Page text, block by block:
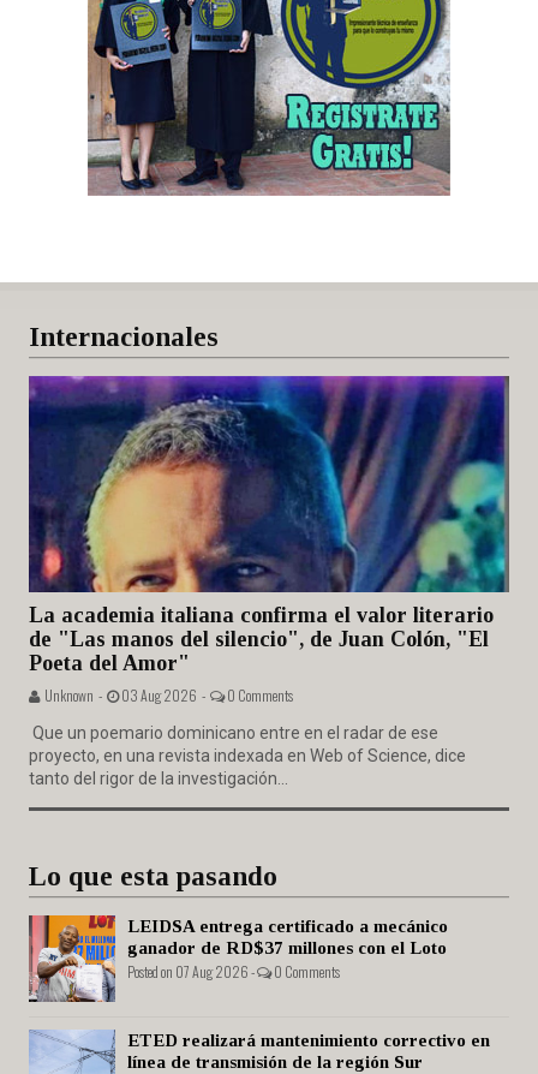
Internacionales
La academia italiana confirma el valor literario
de "Las manos del silencio", de Juan Colón, "El
Poeta del Amor"
Unknown - 03 Aug 2026 - 0 Comments
Que un poemario dominicano entre en el radar de ese
proyecto, en una revista indexada en Web of Science, dice
tanto del rigor de la investigación...
Lo que esta pasando
LEIDSA entrega certificado a mecánico
ganador de RD$37 millones con el Loto
Posted on 07 Aug 2026 - 0 Comments
ETED realizará mantenimiento correctivo en
línea de transmisión de la región Sur